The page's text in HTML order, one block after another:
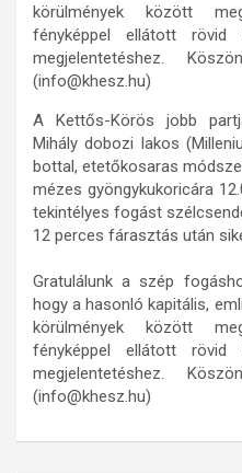
körülmények között
fényképpel ellátott rövid
megjelentetéshez.
(info@khesz.hu)
A Kettős-Körös jobb
Mihály dobozi lakos
bottal, etetőkosaras
mézes gyöngykukoricára
tekintélyes fogást
12 perces fárasztás után
Gratulálunk a szép
hogy a hasonló kapitális,
körülmények között
fényképpel ellátott rövid
megjelentetéshez.
(info@khesz.hu)